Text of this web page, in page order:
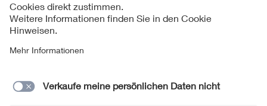
Impressum
Datenschutzinformationen
Cookie Hinweise
Lieferantenportal